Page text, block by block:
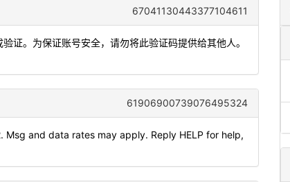
67041130443377104611
证。为保证账号安全，请勿将此验证码提供给其他人。
61906900739076495324
Msg and data rates may apply. Reply HELP for help,